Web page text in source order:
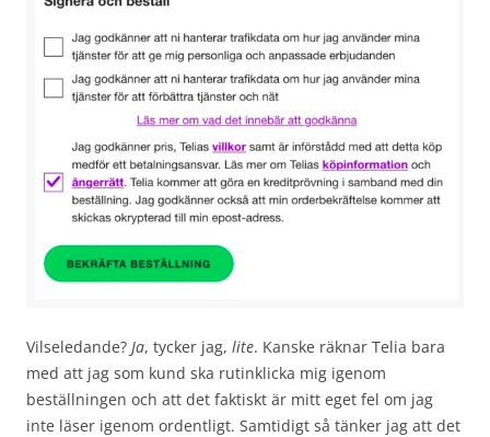
Vilseledande? Ja, tycker jag, lite. Kanske räknar Telia bara
med att jag som kund ska rutinklicka mig igenom
beställningen och att det faktiskt är mitt eget fel om jag
inte läser igenom ordentligt. Samtidigt så tänker jag att det